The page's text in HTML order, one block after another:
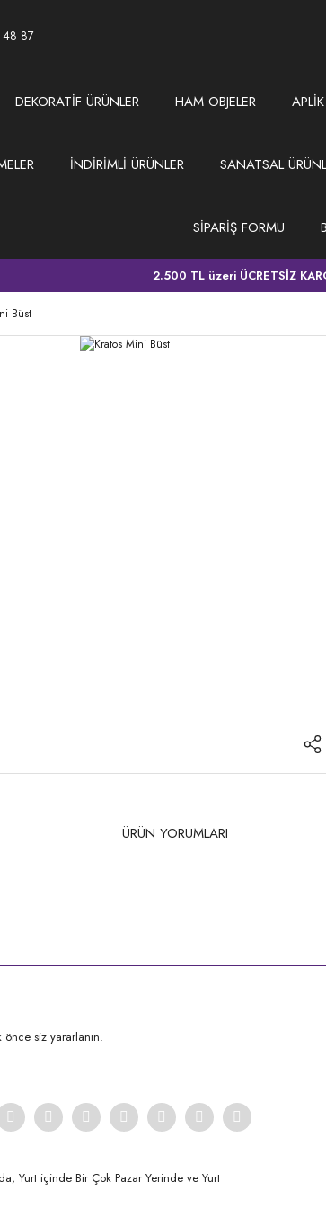
48 87
DEKORATİF ÜRÜNLER HAM OBJELER
İNDİRİMLİ ÜRÜNLER SANATSAL
SİPARİŞ FORMU
2.500 TL üzeri ÜCRETSİZ
Büst
ÜRÜN YORUMLARI
siz yararlanın.
Yurt içinde Bir Çok Pazar Yerinde ve Yurt